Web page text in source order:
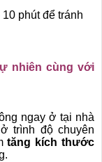
phút để tránh
nhiên cùng với
ngay ở tại nhà
trình độ chuyên
tăng kích thước